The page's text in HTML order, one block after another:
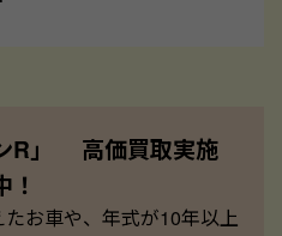
R」 高価買取実施
！
お車や、年式が10年以上